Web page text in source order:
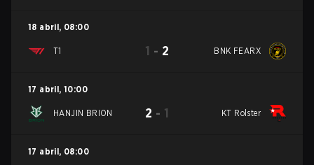
18 abril, 08:00
T1 1 - 2 BNK FEARX
17 abril, 10:00
HANJIN BRION 2 - 1 KT Rolster
17 abril, 08:00